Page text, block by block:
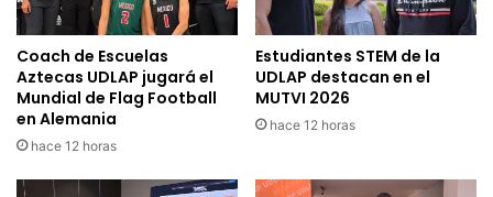
Coach de Escuelas
Aztecas UDLAP jugará el
Mundial de Flag Football
en Alemania
hace 12 horas
Estudiantes STEM de la
UDLAP destacan en el
MUTVI 2026
hace 12 horas